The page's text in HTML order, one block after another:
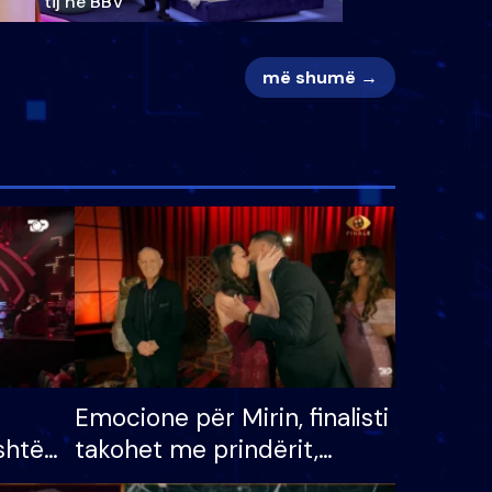
më shumë →
Emocione për Mirin, finalisti
takohet me prindërit,
vajzën dhe bashkëshorten: